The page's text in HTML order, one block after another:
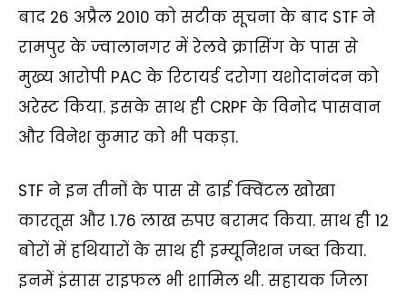
बाद 26 अप्रैल 2010 को सटीक सूचना के बाद STF ने
रामपुर के ज्वालानगर में रेलवे क्रासिंग के पास से
मुख्य आरोपी PAC के रिटायर्ड दरोगा यशोदानंदन को
अरेस्ट किया. इसके साथ ही CRPF के विनोद पासवान
और विनेश कुमार को भी पकड़ा.
STF ने इन तीनों के पास से ढाई क्विंटल खोखा
कारतूस और 1.76 लाख रुपए बरामद किया. साथ ही 12
बोरों में हथियारों के साथ ही इम्यूनिशन जब्त किया.
इनमें इंसास राइफल भी शामिल थी. सहायक जिला